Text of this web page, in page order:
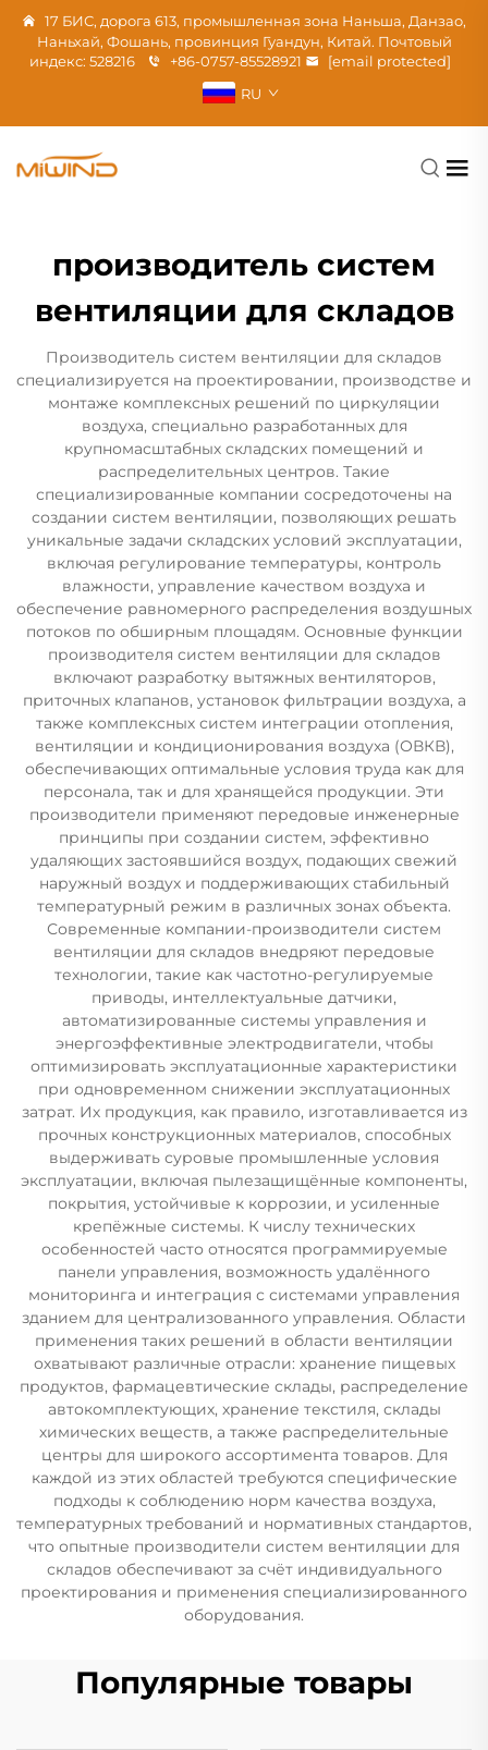
17 БИС, дорога 613, промышленная зона Наньша, Данзао,
Наньхай, Фошань, провинция Гуандун, Китай. Почтовый
индекс: 528216
+86-0757-85528921
[email protected]
RU
производитель систем
вентиляции для складов
Производитель систем вентиляции для складов
специализируется на проектировании, производстве и
монтаже комплексных решений по циркуляции
воздуха, специально разработанных для
крупномасштабных складских помещений и
распределительных центров. Такие
специализированные компании сосредоточены на
создании систем вентиляции, позволяющих решать
уникальные задачи складских условий эксплуатации,
включая регулирование температуры, контроль
влажности, управление качеством воздуха и
обеспечение равномерного распределения воздушных
потоков по обширным площадям. Основные функции
производителя систем вентиляции для складов
включают разработку вытяжных вентиляторов,
приточных клапанов, установок фильтрации воздуха, а
также комплексных систем интеграции отопления,
вентиляции и кондиционирования воздуха (ОВКВ),
обеспечивающих оптимальные условия труда как для
персонала, так и для хранящейся продукции. Эти
производители применяют передовые инженерные
принципы при создании систем, эффективно
удаляющих застоявшийся воздух, подающих свежий
наружный воздух и поддерживающих стабильный
температурный режим в различных зонах объекта.
Современные компании-производители систем
вентиляции для складов внедряют передовые
технологии, такие как частотно-регулируемые
приводы, интеллектуальные датчики,
автоматизированные системы управления и
энергоэффективные электродвигатели, чтобы
оптимизировать эксплуатационные характеристики
при одновременном снижении эксплуатационных
затрат. Их продукция, как правило, изготавливается из
прочных конструкционных материалов, способных
выдерживать суровые промышленные условия
эксплуатации, включая пылезащищённые компоненты,
покрытия, устойчивые к коррозии, и усиленные
крепёжные системы. К числу технических
особенностей часто относятся программируемые
панели управления, возможность удалённого
мониторинга и интеграция с системами управления
зданием для централизованного управления. Области
применения таких решений в области вентиляции
охватывают различные отрасли: хранение пищевых
продуктов, фармацевтические склады, распределение
автокомплектующих, хранение текстиля, склады
химических веществ, а также распределительные
центры для широкого ассортимента товаров. Для
каждой из этих областей требуются специфические
подходы к соблюдению норм качества воздуха,
температурных требований и нормативных стандартов,
что опытные производители систем вентиляции для
складов обеспечивают за счёт индивидуального
проектирования и применения специализированного
оборудования.
Популярные товары